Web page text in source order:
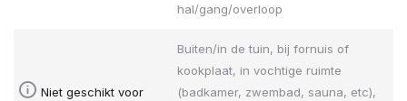
hal/gang/overloop
Niet geschikt voor
Buiten/in de tuin, bij fornuis of
kookplaat, in vochtige ruimte
(badkamer, zwembad, sauna, etc),